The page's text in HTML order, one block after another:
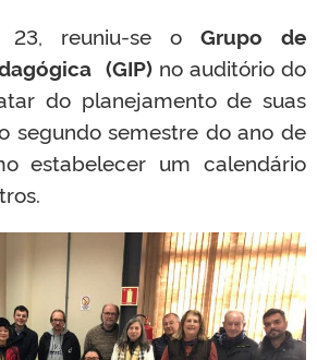
reuniu-se o Grupo de
(GIP)no auditório do
do planejamento de suas
segundo semestre do ano de
estabelecer um calendário